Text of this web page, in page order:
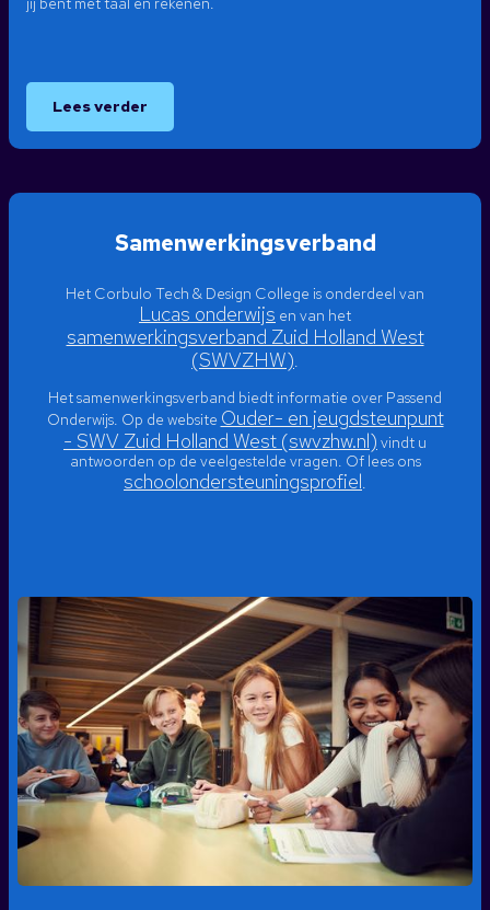
Lees verder
Samenwerkingsverband
Het Corbulo Tech & Design College is onderdeel van
Lucas onderwijs en van het
samenwerkingsverband Zuid Holland West
(SWVZHW).
Het samenwerkingsverband biedt informatie over Passend
Onderwijs. Op de website Ouder- en jeugdsteunpunt
- SWV Zuid Holland West (swvzhw.nl) vindt u
antwoorden op de veelgestelde vragen. Of lees ons
schoolondersteuningsprofiel.